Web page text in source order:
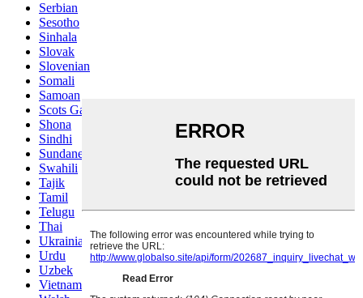
Serbian
Sesotho
Sinhala
Slovak
Slovenian
Somali
Samoan
Scots Gaelic
Shona
Sindhi
Sundanese
Swahili
Tajik
Tamil
Telugu
Thai
Ukrainian
Urdu
Uzbek
Vietnamese